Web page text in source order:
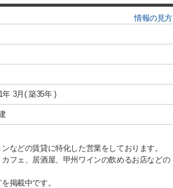
情報の見方
年 3月( 築35年 )
などの賃貸に特化した営業をしております。
フェ、居酒屋、甲州ワインの飲めるお店などの
掲載中です。